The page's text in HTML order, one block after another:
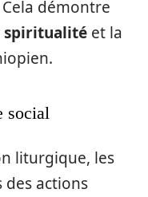
Cela démontre
spiritualité et la
social
liturgique, les
actions